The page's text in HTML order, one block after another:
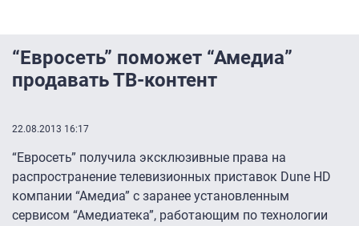
“Евросеть” поможет “Амедиа”
продавать ТВ-контент
22.08.2013 16:17
“Евросеть” получила эксклюзивные права на
распространение телевизионных приставок Dune HD
компании “Амедиа” с заранее установленным
сервисом “Амедиатека”, работающим по технологии